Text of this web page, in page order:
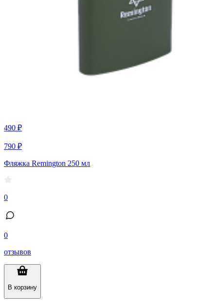
490 ₽
790 ₽
Фляжка Remington 250 мл
0
0
отзывов
В корзину